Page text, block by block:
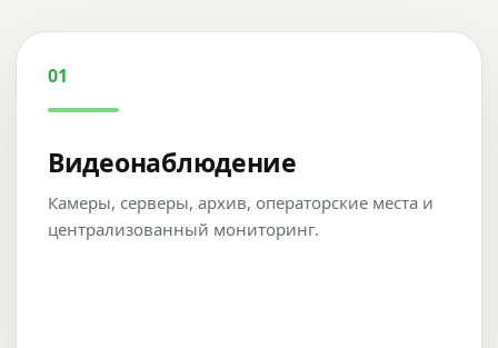
01
Видеонаблюдение
Камеры, серверы, архив, операторские места и
централизованный мониторинг.